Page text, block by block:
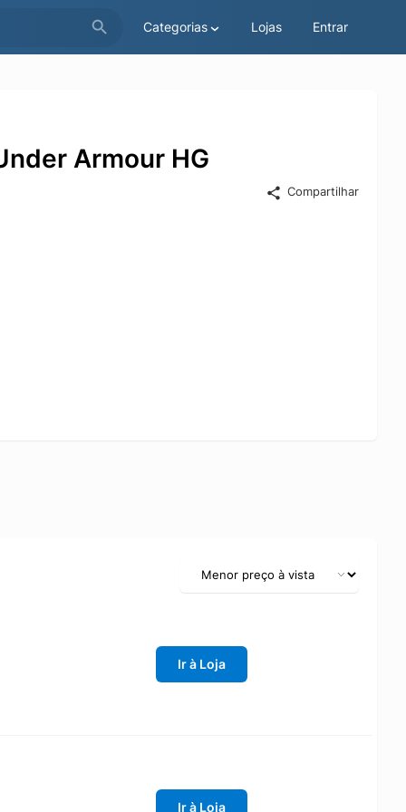
Categorias Lojas Entrar
Armour HG
Compartilhar
Ir à Loja
Ir à Loja